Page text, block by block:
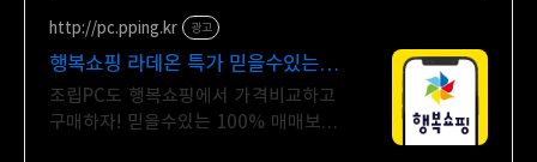
http://pc.pping.kr 광고
행복쇼핑 라데온 특가 믿을수있는
100% 매매보호
조립PC도 행복쇼핑에서 가격비교하고
구매하자! 믿을수있는 100% 매매보호